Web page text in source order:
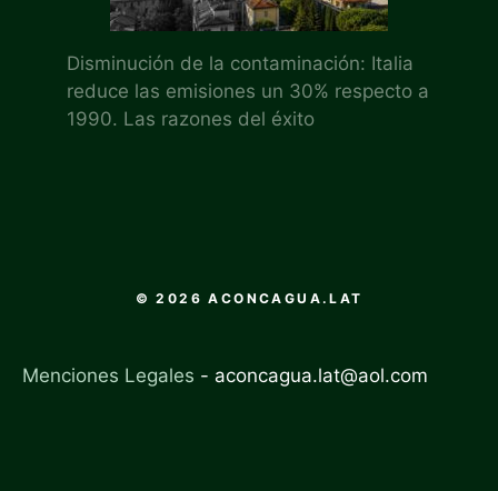
Disminución de la contaminación: Italia
reduce las emisiones un 30% respecto a
1990. Las razones del éxito
© 2026 ACONCAGUA.LAT
Menciones Legales - aconcagua.lat@aol.com